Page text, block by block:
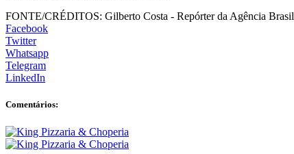
FONTE/CRÉDITOS: Gilberto Costa - Repórter da Agência Brasil
Facebook
Twitter
Whatsapp
Telegram
LinkedIn
Comentários: